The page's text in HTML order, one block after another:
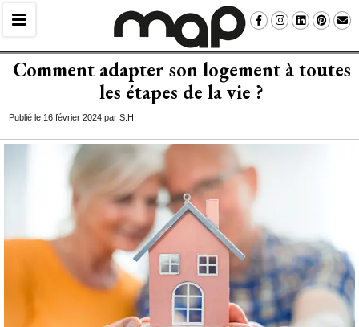
Comment adapter son logement à toutes
les étapes de la vie ?
Publié le 16 février 2024 par S.H.